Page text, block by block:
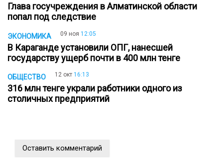
Глава госучреждения в Алматинской области
попал под следствие
ЭКОНОМИКА 09 ноя 12:05
В Караганде установили ОПГ, нанесшей
государству ущерб почти в 400 млн тенге
ОБЩЕСТВО 12 окт 16:13
316 млн тенге украли работники одного из
столичных предприятий
Оставить комментарий